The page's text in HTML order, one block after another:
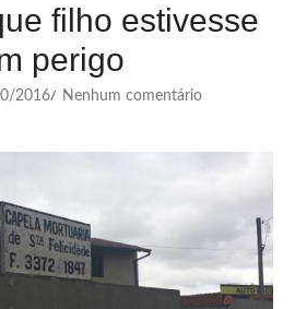
filho estivesse
perigo
2016/ Nenhum comentário